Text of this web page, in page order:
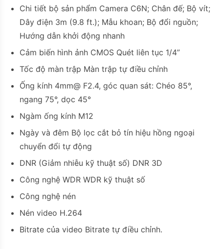
Chi tiết bộ sản phẩm Camera C6N; Chân đế; Bộ vít;
Dây điện 3m (9.8 ft.); Mẫu khoan; Bộ đổi nguồn;
Hướng dẫn khởi động nhanh
Cảm biến hình ảnh CMOS Quét liên tục 1/4”
Tốc độ màn trập Màn trập tự điều chỉnh
Ống kính 4mm@ F2.4, góc quan sát: Chéo 85°,
ngang 75°, dọc 45°
Ngàm ống kính M12
Ngày và đêm Bộ lọc cắt bỏ tín hiệu hồng ngoại
chuyển đổi tự động
DNR (Giảm nhiễu kỹ thuật số) DNR 3D
Công nghệ WDR WDR kỹ thuật số
Công nghệ nén
Nén video H.264
Bitrate của video Bitrate tự điều chỉnh.